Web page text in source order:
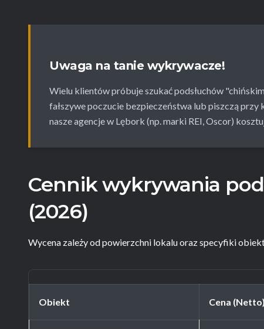
Uwaga na tanie wykrywacze!
Wielu klientów próbuje szukać podsłuchów
fałszywe poczucie bezpieczeństwa lub piszczą
nasze agencje w Lębork (np. marki REI, Oscor)
Cennik wykrywania
(2026)
Wycena zależy od powierzchni lokalu oraz specyfiki
Obiekt Cena (Netto)